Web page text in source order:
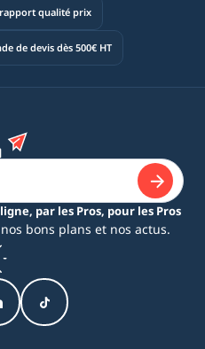
qualité prix
de devis dès 500€ HT
par les Pros, pour les Pros
bons plans et nos actus.